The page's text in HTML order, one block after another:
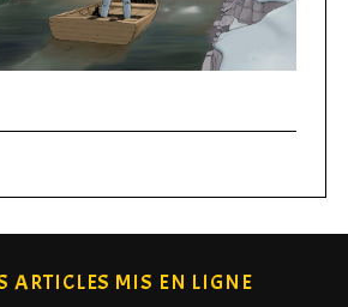
ARTICLES MIS EN LIGNE